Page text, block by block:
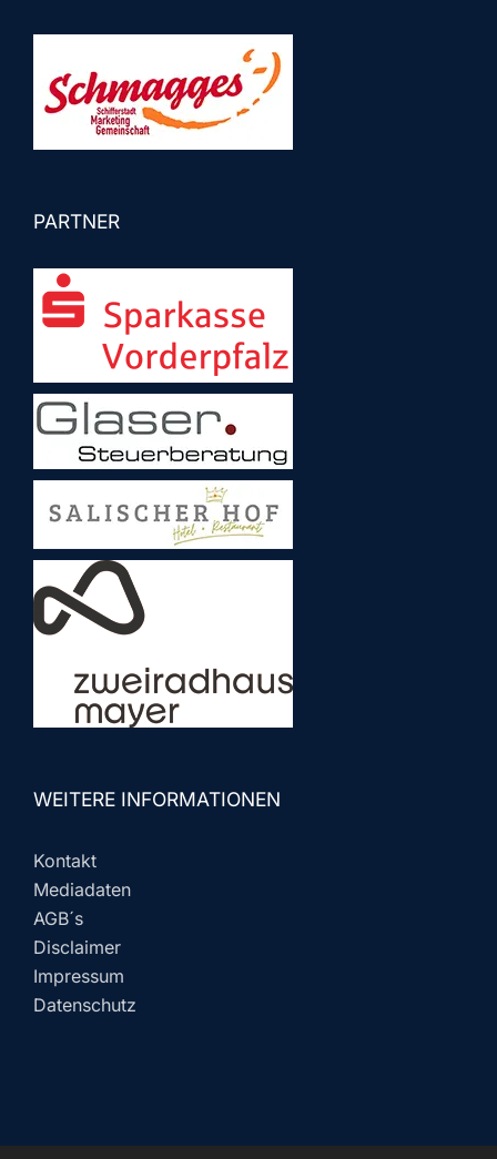
PARTNER
WEITERE INFORMATIONEN
Kontakt
Mediadaten
AGB´s
Disclaimer
Impressum
Datenschutz